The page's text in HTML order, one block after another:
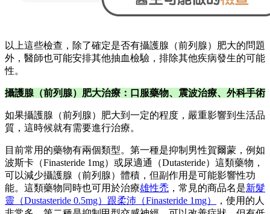
以上這些檢查，除了確定是否有攝護腺（前列腺）肥大的問題
外，醫師也可能安排其他抽血檢驗，排除其他疾病發生的可能
性。
攝護腺（前列腺）肥大治療：口服藥物、震波治療、外科手術
如果攝護腺（前列腺）肥大到一定的程度，嚴重影響到生活品
質，這時候就有需要進行治療。
目前常用的藥物有兩個類型。第一種是抑制男性賀爾蒙，例如
波斯卡（Finasteride 1mg）或尿適通（Dutasteride）這類藥物，
可以減少攝護腺（前列腺）體積，但副作用是可能影響性功
能。這類藥物同時也可用於治療雄性禿 ，常見的商品名是新髮
靈（Dustasteride 0.5mg）跟柔沛（Finasteride 1mg）
，使用的人